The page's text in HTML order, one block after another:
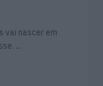
vai nascer em
...